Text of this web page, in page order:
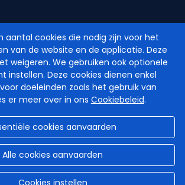
aantal cookies die nodig zijn voor het
van de website en de applicatie. Deze
weigeren. We gebruiken ook optionele
instellen. Deze cookies dienen enkel
doeleinden zoals het gebruik van
er meer over in ons Cookiebeleid.
cookies aanvaarden
Alle cookies aanvaarden
Cookies instellen
Privacy
Cookiebeleid